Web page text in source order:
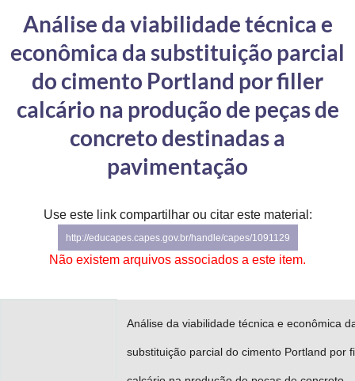
Controladoria-Geral da União
Secretaria-Geral
Secretaria de Governo
Gabinete de Segurança Institucional
Banco Central do Brasil
Análise da viabilidade técnica e
econômica da substituição parcial
do cimento Portland por filler
calcário na produção de peças de
concreto destinadas a
pavimentação
Use este link compartilhar ou citar este material:
http://educapes.capes.gov.br/handle/capes/1091129
Não existem arquivos associados a este item.
Análise da viabilidade técnica e econômica
substituição parcial do cimento Portland por